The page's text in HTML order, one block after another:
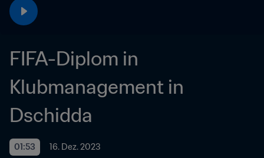
FIFA-Diplom in
Klubmanagement in
Dschidda
01:53 16. Dez. 2023